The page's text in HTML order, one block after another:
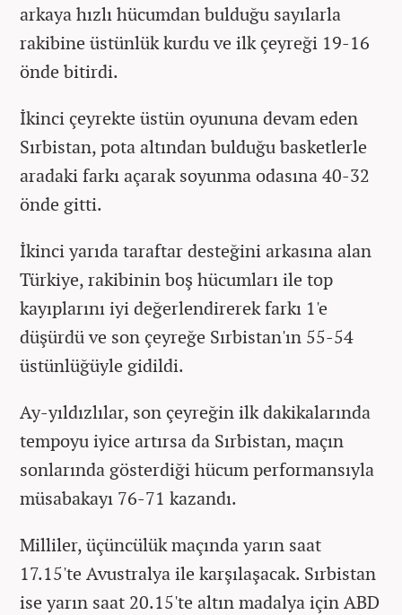
arkaya hızlı hücumdan bulduğu sayılarla
rakibine üstünlük kurdu ve ilk çeyreği 19-16
önde bitirdi.
İkinci çeyrekte üstün oyununa devam eden
Sırbistan, pota altından bulduğu basketlerle
aradaki farkı açarak soyunma odasına 40-32
önde gitti.
İkinci yarıda taraftar desteğini arkasına alan
Türkiye, rakibinin boş hücumları ile top
kayıplarını iyi değerlendirerek farkı 1'e
düşürdü ve son çeyreğe Sırbistan'ın 55-54
üstünlüğüyle gidildi.
Ay-yıldızlılar, son çeyreğin ilk dakikalarında
tempoyu iyice artırsa da Sırbistan, maçın
sonlarında gösterdiği hücum performansıyla
müsabakayı 76-71 kazandı.
Milliler, üçüncülük maçında yarın saat
17.15'te Avustralya ile karşılaşacak. Sırbistan
ise yarın saat 20.15'te altın madalya için ABD